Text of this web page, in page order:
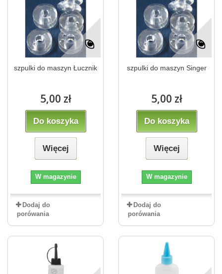
szpulki do maszyn Łucznik
5,00 zł
Do koszyka
Więcej
W magazynie
Dodaj do
porówania
szpulki do maszyn Singer
5,00 zł
Do koszyka
Więcej
W magazynie
Dodaj do
porówania